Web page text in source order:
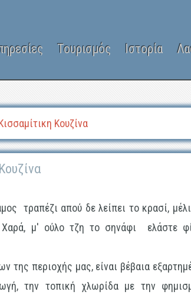
Τουρισμός Ιστορία
Κουζίνα
τραπέζι απού δε λείπει το κρασί,
Χαρά, μ' ούλο τζη το σηνάφι ελάστε
της περιοχής μας, είναι βέβαια
την τοπική χλωρίδα με την